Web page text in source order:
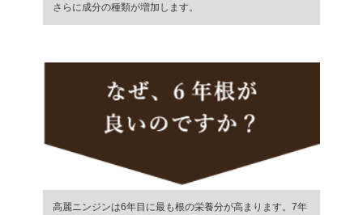
さらに成分の種類が増加します。
高麗ニンジンは6年目に最も根の栄養分が高まります。7年